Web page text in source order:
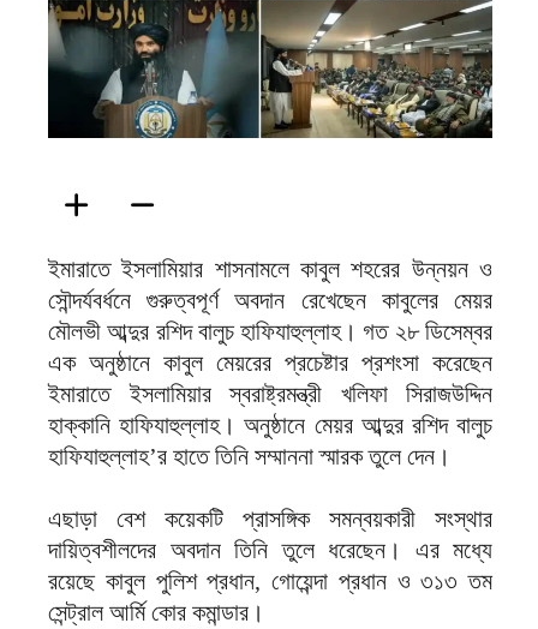
ইমারাতে ইসলামিয়ার শাসনামলে কাবুল শহরের উন্নয়ন ও
সৌন্দর্যবর্ধনে গুরুত্বপূর্ণ অবদান রেখেছেন কাবুলের মেয়র
মৌলভী আব্দুর রশিদ বালুচ হাফিযাহুল্লাহ। গত ২৮ ডিসেম্বর
এক অনুষ্ঠানে কাবুল মেয়রের প্রচেষ্টার প্রশংসা করেছেন
ইমারাতে ইসলামিয়ার স্বরাষ্ট্রমন্ত্রী খলিফা সিরাজউদ্দিন
হাক্কানি হাফিযাহুল্লাহ। অনুষ্ঠানে মেয়র আব্দুর রশিদ বালুচ
হাফিযাহুল্লাহ’র হাতে তিনি সম্মাননা স্মারক তুলে দেন।
এছাড়া বেশ কয়েকটি প্রাসঙ্গিক সমন্বয়কারী সংস্থার
দায়িত্বশীলদের অবদান তিনি তুলে ধরেছেন। এর মধ্যে
রয়েছে কাবুল পুলিশ প্রধান, গোয়েন্দা প্রধান ও ৩১৩ তম
সেন্ট্রাল আর্মি কোর কমান্ডার।